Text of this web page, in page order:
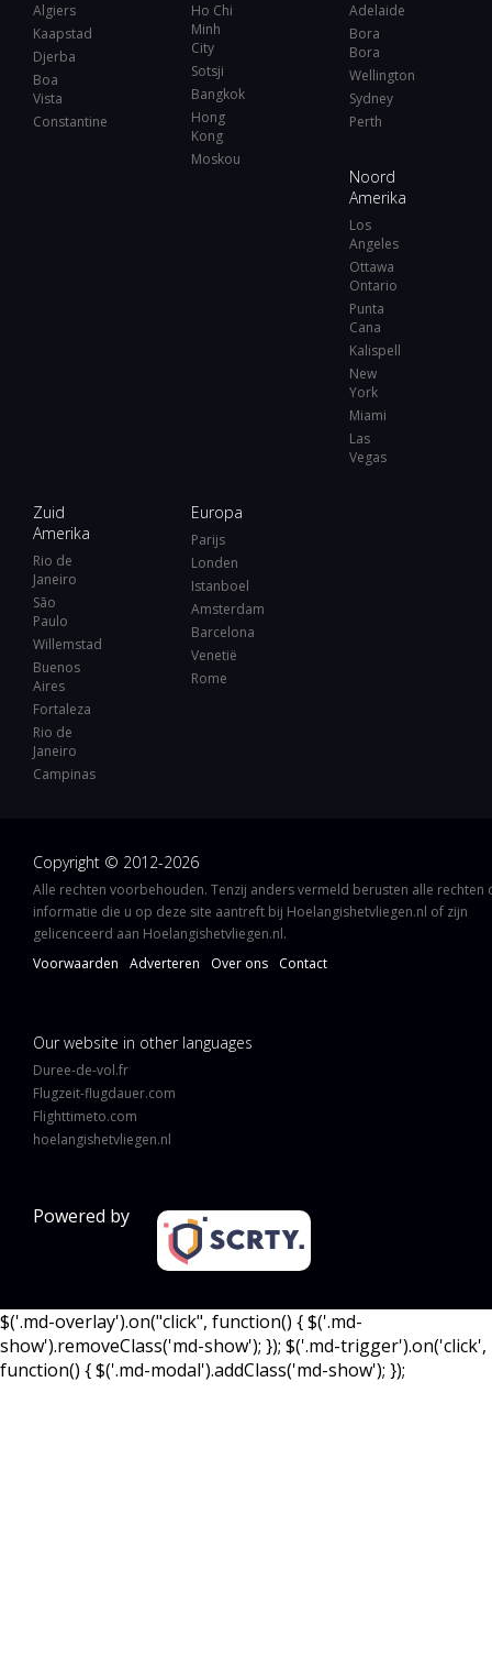
Algiers
Kaapstad
Djerba
Boa
Vista
Constantine
Ho Chi
Minh
City
Sotsji
Bangkok
Hong
Kong
Moskou
Adelaide
Bora
Bora
Wellington
Sydney
Perth
Noord
Amerika
Los
Angeles
Ottawa
Ontario
Punta
Cana
Kalispell
New
York
Miami
Las
Vegas
Zuid
Amerika
Rio de
Janeiro
São
Paulo
Willemstad
Buenos
Aires
Fortaleza
Rio de
Janeiro
Campinas
Europa
Parijs
Londen
Istanboel
Amsterdam
Barcelona
Venetië
Rome
Copyright © 2012-2026
Alle rechten voorbehouden. Tenzij anders vermeld berusten alle rechten
informatie die u op deze site aantreft bij Hoelangishetvliegen.nl of zijn
gelicenceerd aan Hoelangishetvliegen.nl.
Voorwaarden
Adverteren Over ons Contact
Our website in other languages
Duree-de-vol.fr
Flugzeit-flugdauer.com
Flighttimeto.com
hoelangishetvliegen.nl
Powered by
$('.md-overlay').on("click", function() { $('.md-
show').removeClass('md-show'); }); $('.md-trigger').on('click',
function() { $('.md-modal').addClass('md-show'); });